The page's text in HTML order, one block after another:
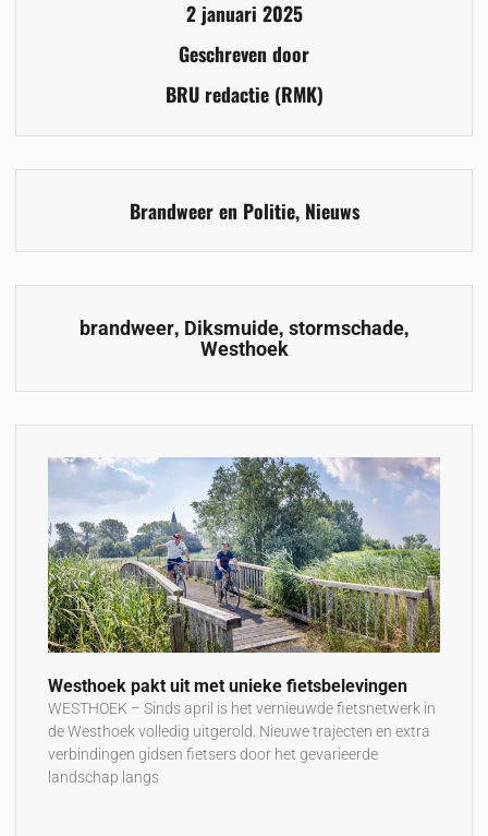
2 januari 2025
Geschreven door
BRU redactie (RMK)
Brandweer en Politie, Nieuws
brandweer, Diksmuide, stormschade,
Westhoek
Westhoek pakt uit met unieke fietsbelevingen
WESTHOEK – Sinds april is het vernieuwde fietsnetwerk in
de Westhoek volledig uitgerold. Nieuwe trajecten en extra
verbindingen gidsen fietsers door het gevarieerde
landschap langs